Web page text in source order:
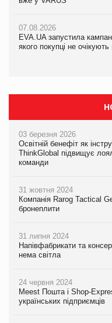
07.08.2026
EVA.UA запустила
якого покупці не
07.08.2026
EVA.UA запустила
якого покупці не
03 березня 2026
Освітній бенефіт як
ThinkGlobal підвищує
команди
31 жовтня 2024
Компанія Rarog Tactical
бронеплити
31 липня 2024
Напівфабрикати та
нема світла
24 червня 2024
Meest Пошта і Shop-
українських підприємців